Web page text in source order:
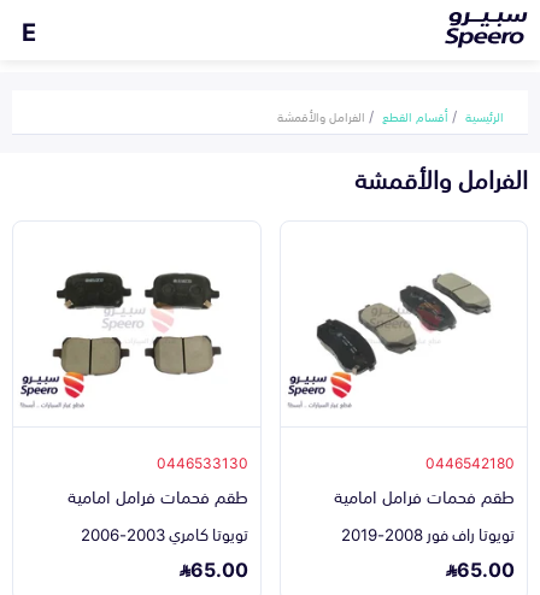
E
الرئيسية أقسام القطع الفرامل والأقمشة
الفرامل والأقمشة
0446542180
طقم فحمات فرامل امامية
تويوتا راف فور 2008-2019
65.00
0446533130
طقم فحمات فرامل امامية
تويوتا كامري 2003-2006
65.00